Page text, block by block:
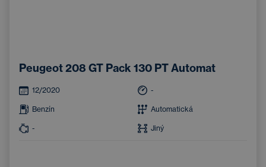
Peugeot 208 GT Pack 130 PT Automat
12/2020 -
Benzín Automatická
- Jiný